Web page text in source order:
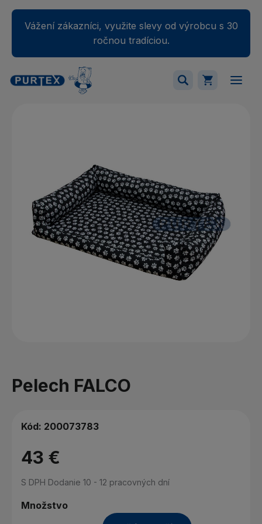
Vážení zákazníci, využite slevy od výrobcu s 30
ročnou tradíciou.
Pelech FALCO
Kód: 200073783
43 €
S DPH Dodanie 10 - 12 pracovných dní
Množstvo